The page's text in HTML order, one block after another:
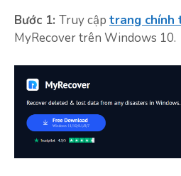
Bước 1: Truy cập trang chính
MyRecover trên Windows 10.